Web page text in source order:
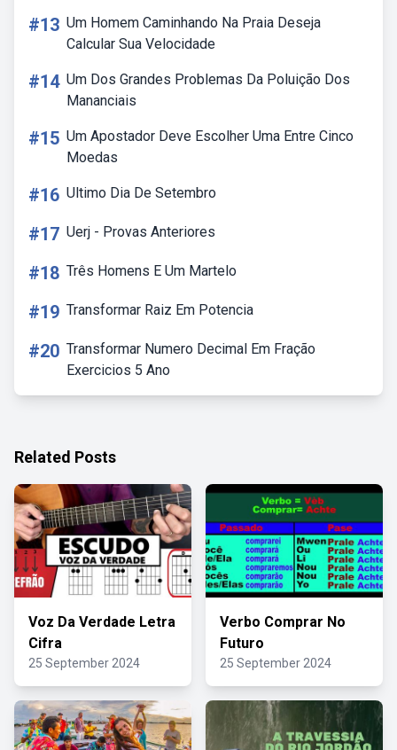
#13 Um Homem Caminhando Na Praia Deseja
Calcular Sua Velocidade
#14 Um Dos Grandes Problemas Da Poluição Dos
Mananciais
#15 Um Apostador Deve Escolher Uma Entre Cinco
Moedas
#16 Ultimo Dia De Setembro
#17 Uerj - Provas Anteriores
#18 Três Homens E Um Martelo
#19 Transformar Raiz Em Potencia
#20 Transformar Numero Decimal Em Fração
Exercicios 5 Ano
Related Posts
Voz Da Verdade Letra
Cifra
25 September 2024
Verbo Comprar No
Futuro
25 September 2024